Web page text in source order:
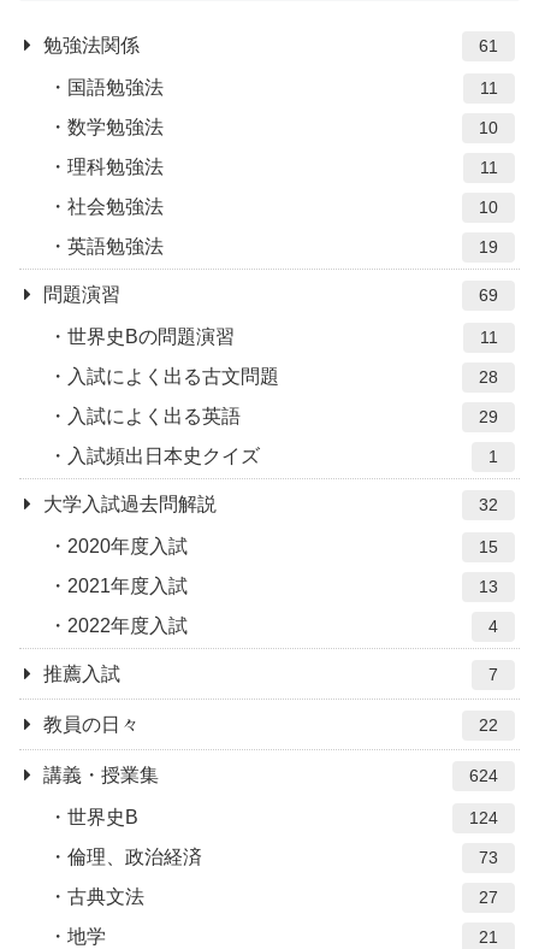
勉強法関係 61
国語勉強法 11
数学勉強法 10
理科勉強法 11
社会勉強法 10
英語勉強法 19
問題演習 69
世界史Bの問題演習 11
入試によく出る古文問題 28
入試によく出る英語 29
入試頻出日本史クイズ 1
大学入試過去問解説 32
2020年度入試 15
2021年度入試 13
2022年度入試 4
推薦入試 7
教員の日々 22
講義・授業集 624
世界史B 124
倫理、政治経済 73
古典文法 27
地学 21